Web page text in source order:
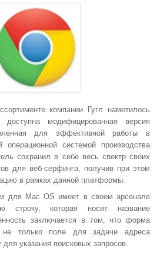
компании Гугл наметилось
доступна модифицированная версия
для эффективной работы в
операционной системой производства
сохранил в себе весь спектр своих
для веб-серфинга, получив при этом
в рамках данной платформы.
для Mac OS имеет в своем арсенале
строку, которая носит название
заключается в том, что форма
только поле для задачи адреса
указания поисковых запросов.